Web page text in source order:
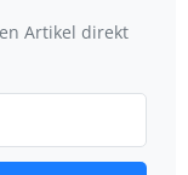
Artikel direkt